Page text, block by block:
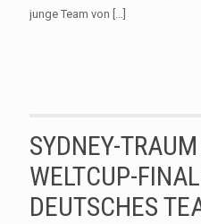
junge Team von […]
SYDNEY-
WELTCUP-
DEUTSCHES